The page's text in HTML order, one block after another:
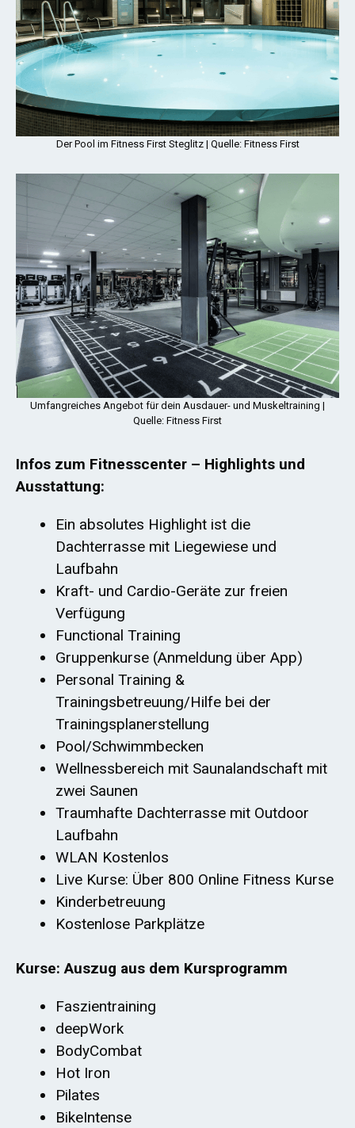
Der Pool im Fitness First Steglitz | Quelle: Fitness First
Umfangreiches Angebot für dein Ausdauer- und Muskeltraining |
Quelle: Fitness First
Infos zum Fitnesscenter – Highlights und
Ausstattung:
Ein absolutes Highlight ist die
Dachterrasse mit Liegewiese und
Laufbahn
Kraft- und Cardio-Geräte zur freien
Verfügung
Functional Training
Gruppenkurse (Anmeldung über App)
Personal Training &
Trainingsbetreuung/Hilfe bei der
Trainingsplanerstellung
Pool/Schwimmbecken
Wellnessbereich mit Saunalandschaft mit
zwei Saunen
Traumhafte Dachterrasse mit Outdoor
Laufbahn
WLAN Kostenlos
Live Kurse: Über 800 Online Fitness Kurse
Kinderbetreuung
Kostenlose Parkplätze
Kurse: Auszug aus dem Kursprogramm
Faszientraining
deepWork
BodyCombat
Hot Iron
Pilates
BikeIntense